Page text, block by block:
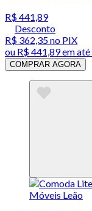
R$ 441,89
Desconto
R$ 362,35no PIX
ou R$ 441,89em até
COMPRAR AGORA